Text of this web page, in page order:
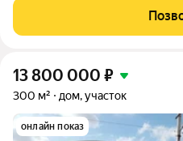
13 800 000 ₽
300 м² дом, участок
онлайн показ